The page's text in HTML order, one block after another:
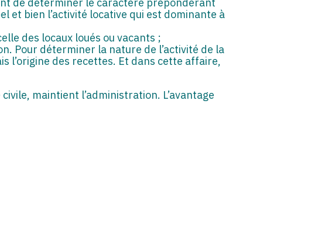
et bien l’activité locative qui est dominante à
des locaux loués ou vacants ;
Pour déterminer la nature de l’activité de la
l’origine des recettes. Et dans cette affaire,
maintient l’administration. L’avantage